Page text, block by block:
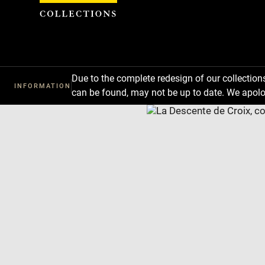
INFORMATION
Due to the complete redesign of our
can be found, may not be up to date. We
Cookies management panel